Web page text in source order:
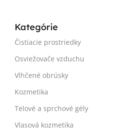
Kategórie
Čistiacie prostriedky
Osviežovače vzduchu
Vlhčené obrúsky
Kozmetika
Telové a sprchové gély
Vlasová kozmetika